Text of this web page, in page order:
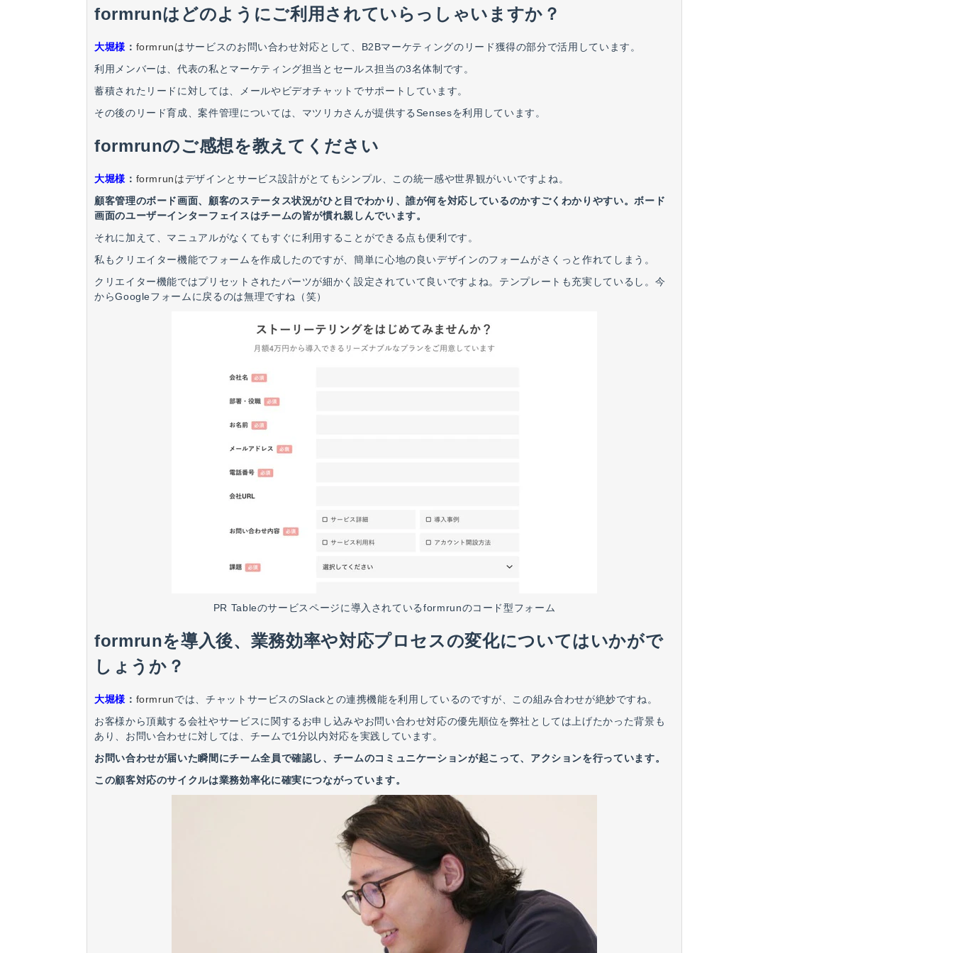
formrunはどのようにご利用されていらっしゃいますか？
大堀様 ： formrunはサービスのお問い合わせ対応として、B2Bマーケティングのリード獲得の部分で活用しています。
利用メンバーは、代表の私とマーケティング担当とセールス担当の3名体制です。
蓄積されたリードに対しては、メールやビデオチャットでサポートしています。
その後のリード育成、案件管理については、マツリカさんが提供するSensesを利用しています。
formrunのご感想を教えてください
大堀様 ： formrunはデザインとサービス設計がとてもシンプル、この統一感や世界観がいいですよね。
顧客管理のボード画面、顧客のステータス状況がひと目でわかり、誰が何を対応しているのかすごくわかりやすい。ボード
画面のユーザーインターフェイスはチームの皆が慣れ親しんでいます。
それに加えて、マニュアルがなくてもすぐに利用することができる点も便利です。
私もクリエイター機能でフォームを作成したのですが、簡単に心地の良いデザインのフォームがさくっと作れてしまう。
クリエイター機能ではプリセットされたパーツが細かく設定されていて良いですよね。テンプレートも充実しているし。今
からGoogleフォームに戻るのは無理ですね（笑）
PR Tableのサービスページに導入されているformrunのコード型フォーム
formrunを導入後、業務効率や対応プロセスの変化についてはいかがで
しょうか？
大堀様 ： formrunでは、チャットサービスのSlackとの連携機能を利用しているのですが、この組み合わせが絶妙ですね。
お客様から頂戴する会社やサービスに関するお申し込みやお問い合わせ対応の優先順位を弊社としては上げたかった背景も
あり、お問い合わせに対しては、チームで1分以内対応を実践しています。
お問い合わせが届いた瞬間にチーム全員で確認し、チームのコミュニケーションが起こって、アクションを行っています。
この顧客対応のサイクルは業務効率化に確実につながっています。